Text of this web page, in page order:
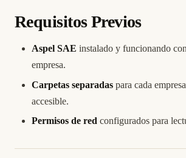
Requisitos Previos
Aspel SAE instalado y funcionando
empresa.
Carpetas separadas para cada
accesible.
Permisos de red configurados para